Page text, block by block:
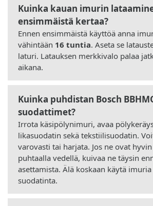
Kuinka kauan imurin
ensimmäistä kertaa?
Ennen ensimmäistä käyttöä anna
vähintään 16 tuntia. Aseta se
laturi. Latauksen merkkivalo palaa
aikana.
Kuinka puhdistan Bosch
suodattimet?
Irrota käsipölynimuri, avaa
likasuodatin sekä tekstiilisuodatin.
varovasti tai harjata. Jos ne ovat
puhtaalla vedellä, kuivaa ne täysin
asettamista. Älä koskaan käytä
suodatinta.